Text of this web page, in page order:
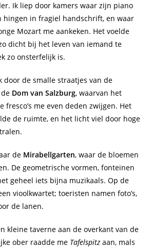
Ik liep door kamers waar zijn piano
hingen in fragiel handschrift, en waar
Mozart me aankeken. Het voelde
dicht bij het leven van iemand te
zo onsterfelijk is.
door de smalle straatjes van de
Dom van Salzburg, waarvan het
me even deden zwijgen. Het
de ruimte, en het licht viel door hoge
de Mirabellgarten, waar de bloemen
De geometrische vormen, fonteinen
geheel iets bijna muzikaals. Op de
vioolkwartet; toeristen namen foto’s,
de lanen.
kleine taverne aan de overkant van de
ober raadde me Tafelspitz aan, mals